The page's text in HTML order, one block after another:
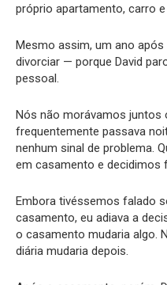
próprio apartamento, carro
Mesmo assim, um ano
divorciar — porque David
pessoal.
Nós não morávamos juntos
frequentemente passava
nenhum sinal de problema.
em casamento e decidimos
Embora tivéssemos falado
casamento, eu adiava a
o casamento mudaria algo.
diária mudaria depois.